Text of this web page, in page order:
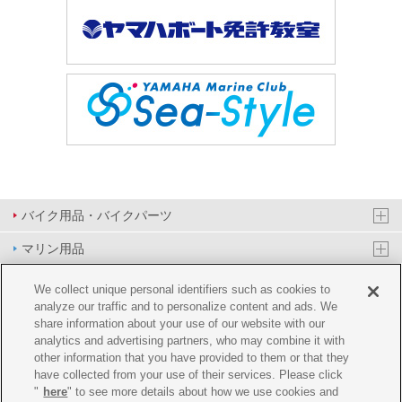
バイク用品・バイクパーツ
マリン用品
PAS/YPJ用品
その他用品
イベント&エンターテイメント
オンラインショップ
We collect unique personal identifiers such as cookies to
analyze our traffic and to personalize content and ads. We
share information about your use of our website with our
analytics and advertising partners, who may combine it with
other information that you have provided to them or that they
have collected from your use of their services. Please click
" here" to see more details about how we use cookies and